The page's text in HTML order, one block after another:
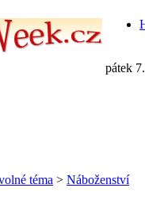
pátek
téma > Náboženství